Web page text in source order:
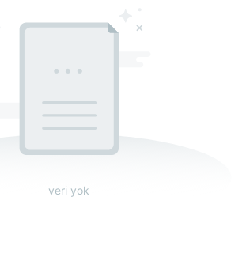
veri yok